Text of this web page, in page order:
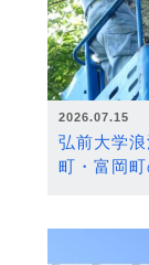
2026.07.15
弘前大学
町・富岡